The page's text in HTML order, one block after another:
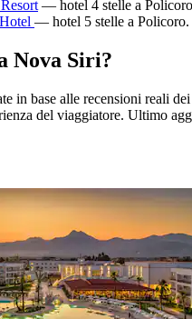
— hotel 4 stelle a
— hotel 5 stelle a
Nova Siri?
in base alle recensioni reali
del viaggiatore. Ultimo